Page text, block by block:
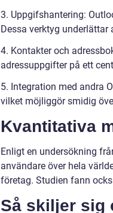
3. Uppgifshantering:
Dessa verktyg
4. Kontakter och
adressuppgifter på ett
5. Integration med andra
vilket möjliggör smidig
Kvantitativa
Enligt en undersökning
användare över hela
företag. Studien fann
Så skiljer sig